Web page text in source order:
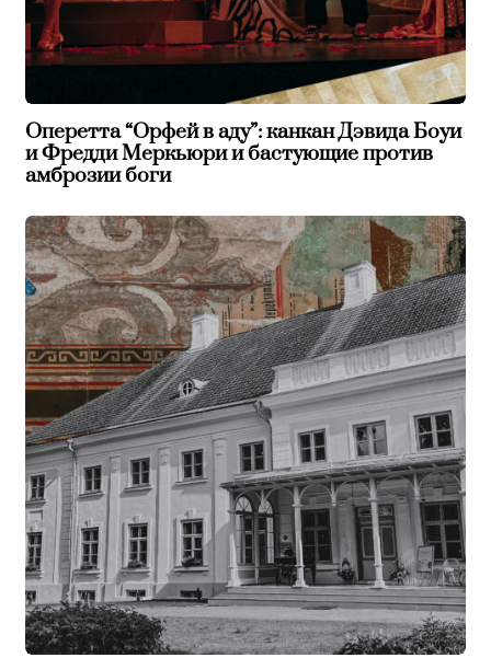
Оперетта “Орфей в аду”: канкан Дэвида Боуи
и Фредди Меркьюри и бастующие против
амброзии боги